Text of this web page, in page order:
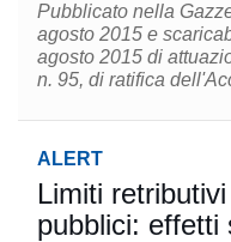
Pubblicato nella
agosto 2015 e
agosto 2015 di
n. 95, di ratifica
ALERT
Limiti
pubblici: effetti